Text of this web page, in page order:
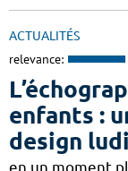
ACTUALITÉS
relevance:
enfants :
design
en un moment